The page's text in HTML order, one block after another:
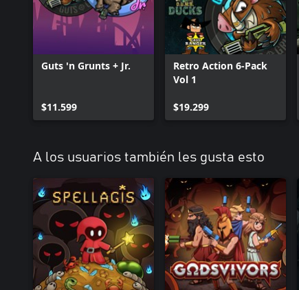
Guts 'n Grunts + Jr.
$11.599
Retro Action 6-Pack
Vol 1
$19.299
A los usuarios también les gusta esto